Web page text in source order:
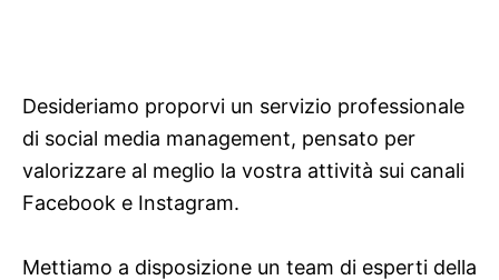
Desideriamo proporvi un servizio professionale
di social media management, pensato per
valorizzare al meglio la vostra attività sui canali
Facebook e Instagram.
Mettiamo a disposizione un team di esperti della